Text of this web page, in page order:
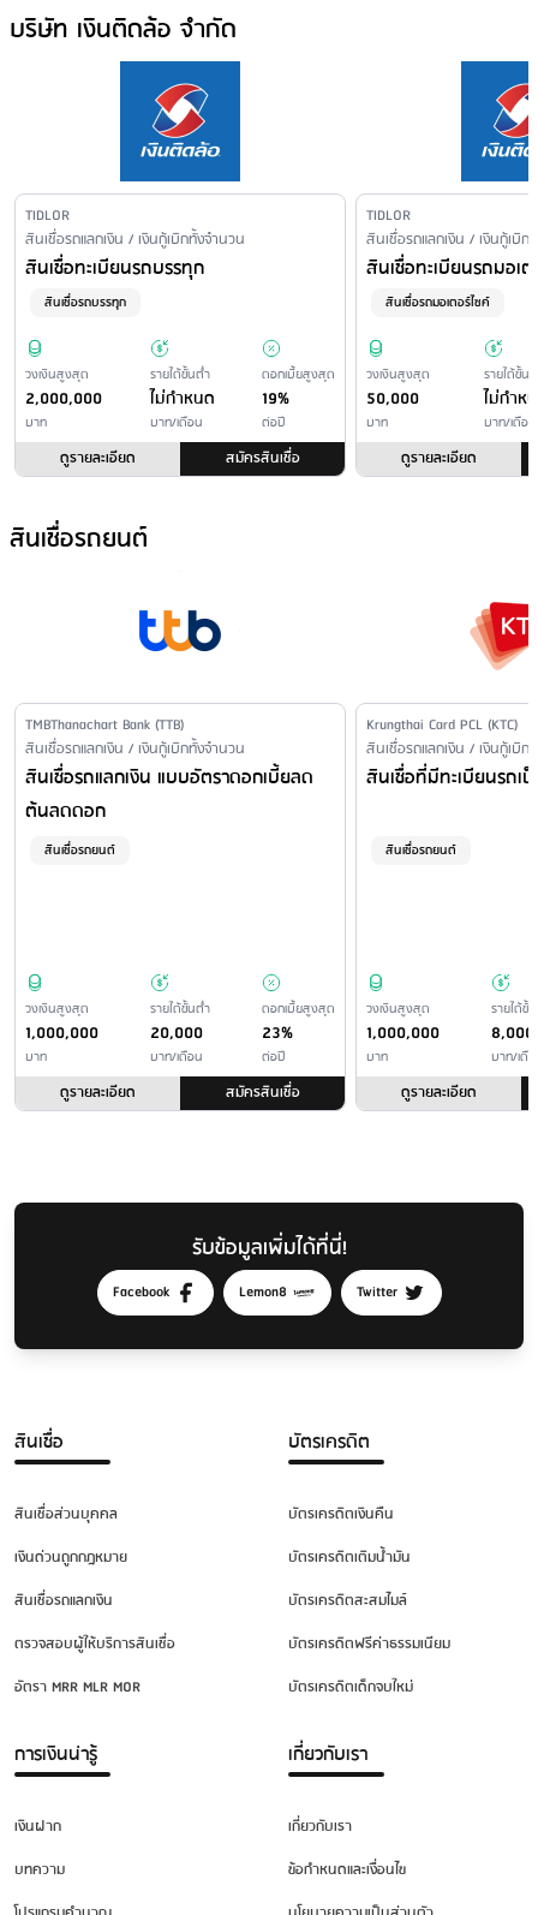
ค่าติดตามทวงหนี้
50 - 100 บาท/งวด
1 งวด 50 ต่อรอบการทวงถามหนี้
2 งวดขึ้นไป 100 ต่อรอบการทวงถามหนี้ จนกว่าการบอกเลิกสัญญา
ตามกฎหมาย หรือได้รับชำระหนี้ครบตามจำนวน
เงื่อนไข:
กรณีมีการตีเช็คเพื่อการชำระค่างวดตามกำหนด แต่ไม่สามารถเรียกเก็บ
เงินจำนวนดัวกล่าวได้
ค่าติดตามทวงหนี้
50 - 100 บาท/งวด
ค้างชำระค่างวด
1 งวด 50 ต่อรอบการทวงถามหนี้
2 งวดขึ้นไป 100 ต่อรอบการทวงถามหนี้ จนกว่าการบอกเลิกสัญญา
ตามกฎหมาย หรือได้รับชำระหนี้ครบตามจำนวน
เอ็มบีไทย ฟรี/ไม่เกิน 5 บาท ธนาคารทหารไทย ฟรี/ไม่เกิน 5 บาท ธนาคาร
ไทยพาณิชย์ ฟรี/ไม่เกิน 5 บาท ธนาคารยูโอบี ฟรี/ไม่เกิน 5 บาท ธนาคารไอ
ชำระที่จุดบริการรับชำระเงิน
- เทสโก้โลตัส (TESCO Lotus) 15 บาท
- บิ๊กซี (Big C) 10 บาท
- เดอะมอลล์ 10 บาท
ชำระผ่านช่องทาง Online
: ชำระผ่าน Mobile application, Internet
banking ของทุกธนาคารที่มีการให้บริการ bill payment โดยค่าธรรมเนียม
เป็นไปตามอัตราที่ธนาคารเรียกเก็บ
(ปัจจุบันยังไม่เก็บค่าธรรมเนียม)
ชำระผ่านเครื่อง CDM / ATM
: - ชำระผ่าน ธ.กรุงเทพ
15/30 บาท ต่อรายการ
- ชำระผ่าน ธ.กรุงศรีอยุธยา
5/10 บาท ต่อรายการ
- ธ.ไทยพาณิชย์/ ในเขต ไม่เสียค่าบริการ.นอกเขตไม่เกิน 5 บ./รายการ
- ธ. กสิกรไทย ไม่เสียค่าบริการ
- ธ. ซีไอเอ็มบี / ในเขต ไม่เสียค่าบริการ.นอกเขตไม่เกิน 5 บ./รายการ
ค่าทนายความ
บริษัท เงินติดล้อ จำกัด
Issuer Name
TIDLOR
Financial Product Type /
สินเชื่อรถแลกเงิน / เงินกู้เบิกทั้งจำนวน
Personal Loan Name
สินเชื่อทะเบียนรถบรรทุก
สินเชื่อรถบรรทุก
วงเงินสูงสุด
2,000,000
บาท
รายได้ขั้นต่ำ
ไม่กำหนด
บาท/เดือน
ดอกเบี้ยสูงสุด
19%
ต่อปี
ดูรายละเอียด สมัครสินเชื่อ
Issuer Name
TIDLOR
Financial Product Type /
สินเชื่อรถแลกเงิน / เงินกู้เบิก
Personal Loan Name
สินเชื่อทะเบียนรถมอเต
สินเชื่อรถมอเตอร์ไซค์
วงเงินสูงสุด
50,000
บาท
รายได้ขั้น
ไม่กำห
บาท/เดือน
ดูรายละเอียด
สินเชื่อรถยนต์
Issuer Name
TMBThanachart Bank (TTB)
Financial Product Type /
สินเชื่อรถแลกเงิน / เงินกู้เบิกทั้งจำนวน
Personal Loan Name
สินเชื่อรถแลกเงิน แบบอัตราดอกเบี้ยลด
ต้นลดดอก
สินเชื่อรถยนต์
วงเงินสูงสุด
1,000,000
บาท
รายได้ขั้นต่ำ
20,000
บาท/เดือน
ดอกเบี้ยสูงสุด
23%
ต่อปี
ดูรายละเอียด สมัครสินเชื่อ
Issuer Name
Krungthai Card PCL (KTC)
Financial Product Type /
สินเชื่อรถแลกเงิน / เงินกู้เบิก
Personal Loan Name
สินเชื่อที่มีทะเบียนรถเ
สินเชื่อรถยนต์
วงเงินสูงสุด
1,000,000
บาท
รายได้ขั้
8,000
บาท/เดื
ดูรายละเอียด
รับข้อมูลเพิ่มได้ที่นี่!
Facebook Lemon8 Twitter
สินเชื่อ
สินเชื่อส่วนบุคคล
เงินด่วนถูกกฎหมาย
สินเชื่อรถแลกเงิน
ตรวจสอบผู้ให้บริการสินเชื่อ
อัตรา MRR MLR MOR
บัตรเครดิต
บัตรเครดิตเงินคืน
บัตรเครดิตเติมน้ำมัน
บัตรเครดิตสะสมไมล์
บัตรเครดิตฟรีค่าธรรมเนียม
บัตรเครดิตเด็กจบใหม่
การเงินน่ารู้
เงินฝาก
บทความ
เกี่ยวกับเรา
เกี่ยวกับเรา
ข้อกำหนดและเงื่อนไข